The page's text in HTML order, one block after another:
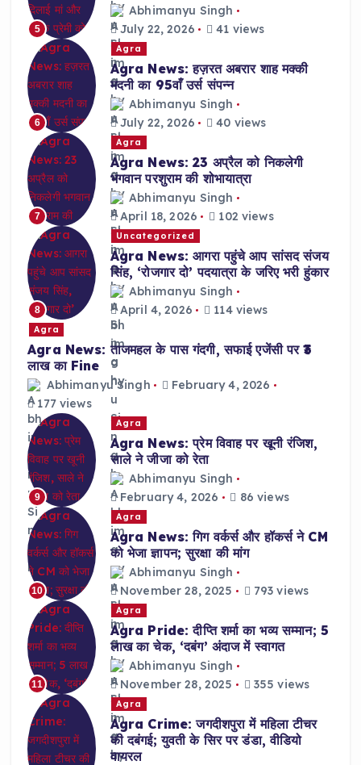
5
Abhimanyu Singh
July 22, 2026
41 views
6
Agra
Agra News: हज़रत अबरार शाह मक्की
मदनी का 95वाँ उर्स संपन्न
Abhimanyu Singh
July 22, 2026
40 views
7
Agra
Agra News: 23 अप्रैल को निकलेगी
भगवान परशुराम की शोभायात्रा
Abhimanyu Singh
April 18, 2026
102 views
8
Uncategorized
Agra News: आगरा पहुंचे आप सांसद संजय
सिंह, ‘रोजगार दो’ पदयात्रा के जरिए भरी हुंकार
Abhimanyu Singh
April 4, 2026
114 views
Agra
Agra News: ताजमहल के पास गंदगी, सफाई एजेंसी पर ₹3
लाख का Fine
Abhimanyu Singh
February 4, 2026
177 views
9
Agra
Agra News: प्रेम विवाह पर खूनी रंजिश,
साले ने जीजा को रेता
Abhimanyu Singh
February 4, 2026
86 views
10
Agra
Agra News: गिग वर्कर्स और हॉकर्स ने CM
को भेजा ज्ञापन; सुरक्षा की मांग
Abhimanyu Singh
November 28, 2025
793 views
11
Agra
Agra Pride: दीप्ति शर्मा का भव्य सम्मान; 5
लाख का चेक, ‘दबंग’ अंदाज में स्वागत
Abhimanyu Singh
November 28, 2025
355 views
Agra
Agra Crime: जगदीशपुरा में महिला टीचर
की दबंगई; युवती के सिर पर डंडा, वीडियो
वायरल